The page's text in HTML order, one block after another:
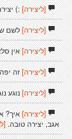
[ליצירה]:)
[ליצירה]לשם
[ליצירה]אין
[ליצירה]זה יפה
[ליצירה]נוגע
[ליצירה]איך?
אגב, יצירה טובה.